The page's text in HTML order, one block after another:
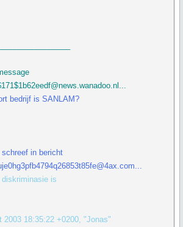
bedrijf is SANLAM?
in bericht
is
18:35:22 +0200, "Jonas"